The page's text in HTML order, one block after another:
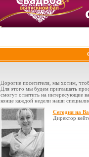
Дорогие посетители, мы хотим,
Для этого мы будем приглашать
смогут ответить на интересующие
конце каждой недели наши
Сегодня на
Директор